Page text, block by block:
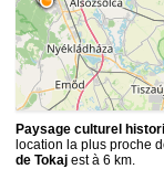
Paysage culturel
location la plus proche
de Tokaj est à 6 km.